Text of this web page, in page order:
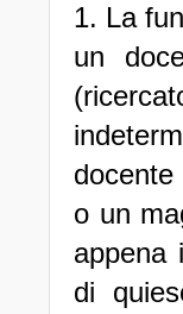
1. La
un
o un
appena
di